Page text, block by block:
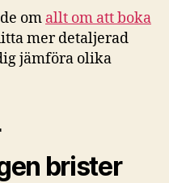
om allt om att boka
mer detaljerad
jämföra olika
brister